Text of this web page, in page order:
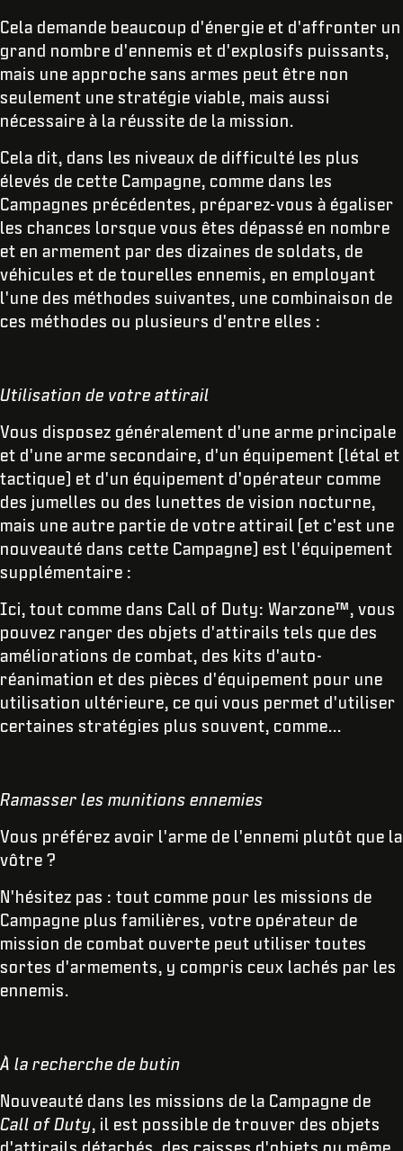
Cela demande beaucoup d'énergie et d'affronter un
grand nombre d'ennemis et d'explosifs puissants,
mais une approche sans armes peut être non
seulement une stratégie viable, mais aussi
nécessaire à la réussite de la mission.
Cela dit, dans les niveaux de difficulté les plus
élevés de cette Campagne, comme dans les
Campagnes précédentes, préparez-vous à égaliser
les chances lorsque vous êtes dépassé en nombre
et en armement par des dizaines de soldats, de
véhicules et de tourelles ennemis, en employant
l'une des méthodes suivantes, une combinaison de
ces méthodes ou plusieurs d'entre elles :
Utilisation de votre attirail
Vous disposez généralement d'une arme principale
et d'une arme secondaire, d'un équipement (létal et
tactique) et d'un équipement d'opérateur comme
des jumelles ou des lunettes de vision nocturne,
mais une autre partie de votre attirail (et c'est une
nouveauté dans cette Campagne) est l'équipement
supplémentaire :
Ici, tout comme dans Call of Duty: Warzone™, vous
pouvez ranger des objets d'attirails tels que des
améliorations de combat, des kits d'auto-
réanimation et des pièces d'équipement pour une
utilisation ultérieure, ce qui vous permet d'utiliser
certaines stratégies plus souvent, comme...
Ramasser les munitions ennemies
Vous préférez avoir l'arme de l'ennemi plutôt que la
vôtre ?
N'hésitez pas : tout comme pour les missions de
Campagne plus familières, votre opérateur de
mission de combat ouverte peut utiliser toutes
sortes d'armements, y compris ceux lachés par les
ennemis.
À la recherche de butin
Nouveauté dans les missions de la Campagne de
Call of Duty, il est possible de trouver des objets
d'attirails détachés, des caisses d'objets ou même